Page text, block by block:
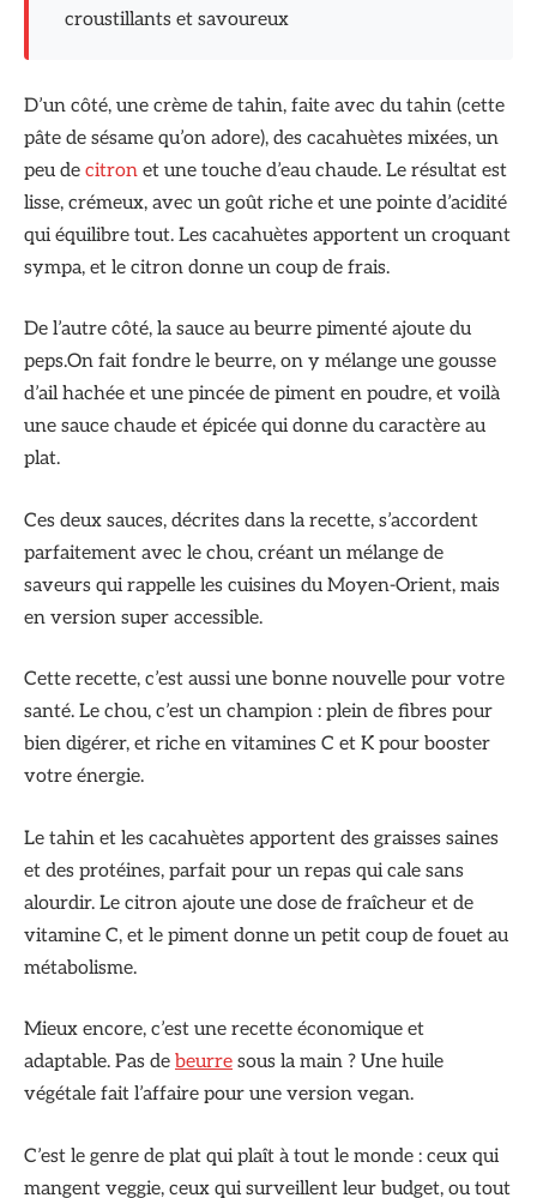
croustillants et savoureux
D’un côté, une crème de tahin, faite avec du tahin (cette
pâte de sésame qu’on adore), des cacahuètes mixées, un
peu de citron et une touche d’eau chaude. Le résultat est
lisse, crémeux, avec un goût riche et une pointe d’acidité
qui équilibre tout. Les cacahuètes apportent un croquant
sympa, et le citron donne un coup de frais.
De l’autre côté, la sauce au beurre pimenté ajoute du
peps.On fait fondre le beurre, on y mélange une gousse
d’ail hachée et une pincée de piment en poudre, et voilà
une sauce chaude et épicée qui donne du caractère au
plat.
Ces deux sauces, décrites dans la recette, s’accordent
parfaitement avec le chou, créant un mélange de
saveurs qui rappelle les cuisines du Moyen-Orient, mais
en version super accessible.
Cette recette, c’est aussi une bonne nouvelle pour votre
santé. Le chou, c’est un champion : plein de fibres pour
bien digérer, et riche en vitamines C et K pour booster
votre énergie.
Le tahin et les cacahuètes apportent des graisses saines
et des protéines, parfait pour un repas qui cale sans
alourdir. Le citron ajoute une dose de fraîcheur et de
vitamine C, et le piment donne un petit coup de fouet au
métabolisme.
Mieux encore, c’est une recette économique et
adaptable. Pas de beurre sous la main ? Une huile
végétale fait l’affaire pour une version vegan.
C’est le genre de plat qui plaît à tout le monde : ceux qui
mangent veggie, ceux qui surveillent leur budget, ou tout